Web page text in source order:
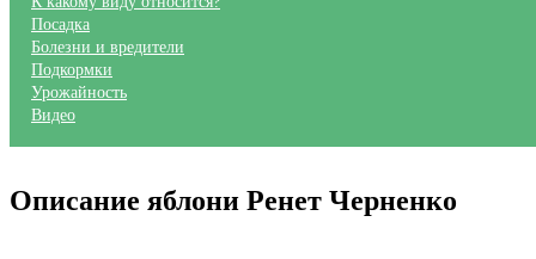
Посадка
Болезни и вредители
Подкормки
Урожайность
Видео
Описание яблони Ренет Черненко